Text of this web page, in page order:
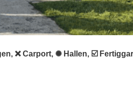
❌ Carport, ✺ Hallen, ☑️